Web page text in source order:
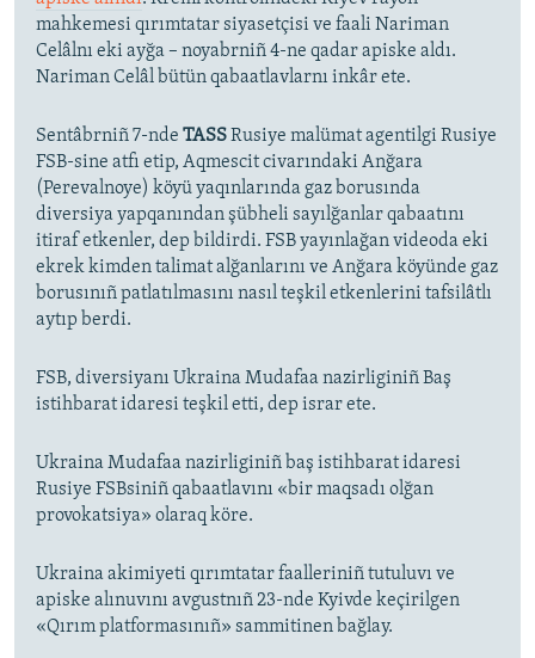
mahkemesi qırımtatar siyasetçisi ve faali Nariman
Celâlnı eki ayğa – noyabrniñ 4-ne qadar apiske aldı.
Nariman Celâl bütün qabaatlavlarnı inkâr ete.
Sentâbrniñ 7-nde TASSRusiye malümat agentilgi Rusiye
FSB-sine atfı etip, Aqmescit civarındaki Anğara
(Perevalnoye) köyü yaqınlarında gaz borusında
diversiya yapqanından şübheli sayılğanlar qabaatını
itiraf etkenler, dep bildirdi. FSB yayınlağan videoda eki
ekrek kimden talimat alğanlarını ve Anğara köyünde gaz
borusınıñ patlatılmasını nasıl teşkil etkenlerini tafsilâtlı
aytıp berdi.
FSB, diversiyanı Ukraina Mudafaa nazirliginiñ Baş
istihbarat idaresi teşkil etti, dep israr ete.
Ukraina Mudafaa nazirliginiñ baş istihbarat idaresi
Rusiye FSBsiniñ qabaatlavını «bir maqsadı olğan
provokatsiya» olaraq köre.
Ukraina akimiyeti qırımtatar faalleriniñ tutuluvı ve
apiske alınuvını avgustnıñ 23-nde Kyivde keçirilgen
«Qırım platformasınıñ» sammitinen bağlay.